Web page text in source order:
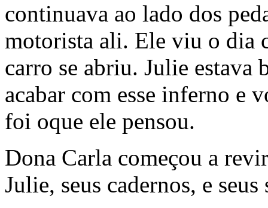
continuava ao lado dos
motorista ali. Ele viu o dia
carro se abriu. Julie estava
acabar com esse inferno e
foi oque ele pensou.
Dona Carla começou a
Julie, seus cadernos, e seus